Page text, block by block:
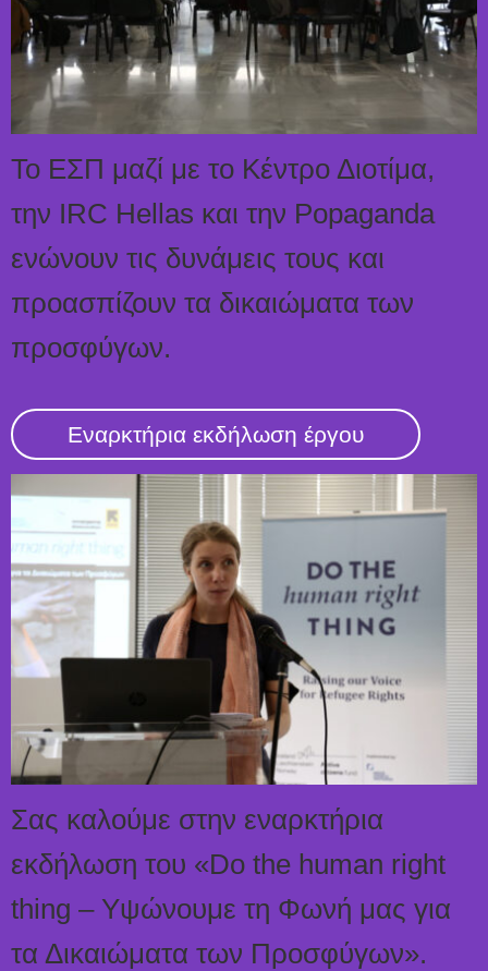
To ΕΣΠ μαζί με το Κέντρο Διοτίμα,
την IRC Hellas και την Popaganda
ενώνουν τις δυνάμεις τους και
προασπίζουν τα δικαιώματα των
προσφύγων.
Eναρκτήρια εκδήλωση έργου
Σας καλούμε στην εναρκτήρια
εκδήλωση του «Do the human right
thing – Υψώνουμε τη Φωνή μας για
τα Δικαιώματα των Προσφύγων».